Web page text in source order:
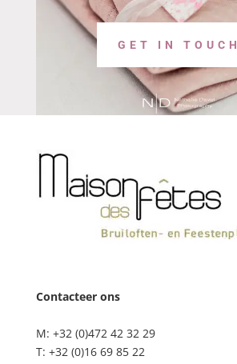
GET IN TOUCH
Contacteer ons
M: +32 (0)472 42 32 29
T: +32 (0)16 69 85 22